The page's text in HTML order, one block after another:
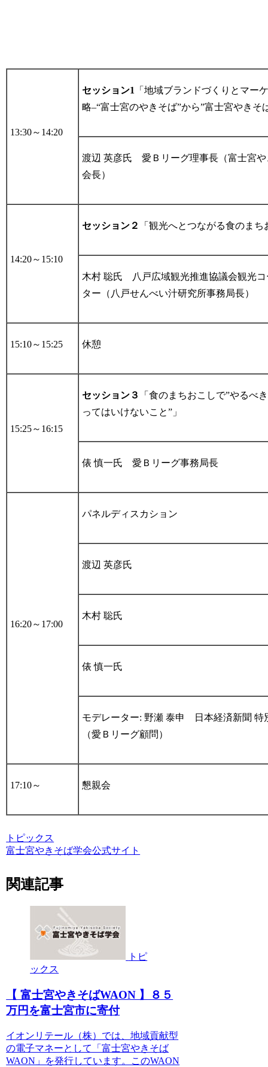
13:30～14:20
セッション1
「地域ブランドづくりとマー
略–“富士宮のやきそば”から”富士宮やきそ
渡辺 英彦氏 愛Ｂリーグ理事長（富士宮や
会長）
14:20～15:10
セッション２ 「観光へとつながる食のまち
木村 聡氏 八戸広域観光推進協議会観光コ
ター（八戸せんべい汁研究所事務局長）
15:10～15:25 休憩
15:25～16:15
セッション３
「食のまちおこしで”やるべ
ってはいけないこと”」
俵 慎一氏 愛Ｂリーグ事務局長
16:20～17:00
パネルディスカション
渡辺 英彦氏
木村 聡氏
俵 慎一氏
モデレーター: 野瀬 泰申 日本経済新聞 特
（愛Ｂリーグ顧問）
17:10～ 懇親会
トピックス
富士宮やきそば学会公式サイト
関連記事
トピ
ックス
【 富士宮やきそばWAON 】８５
万円を富士宮市に寄付
イオンリテール（株）では、地域貢献型
の電子マネーとして「富士宮やきそば
WAON」を発行しています。このWAON